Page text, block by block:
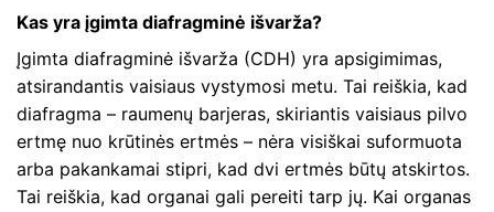
Kas yra įgimta diafragminė išvarža?
Įgimta diafragminė išvarža (CDH) yra apsigimimas,
atsirandantis vaisiaus vystymosi metu. Tai reiškia, kad
diafragma – raumenų barjeras, skiriantis vaisiaus pilvo
ertmę nuo krūtinės ertmės – nėra visiškai suformuota
arba pakankamai stipri, kad dvi ertmės būtų atskirtos.
Tai reiškia, kad organai gali pereiti tarp jų. Kai organas